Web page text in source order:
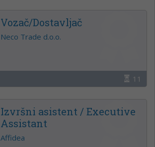
Vozač/Dostavljač
Neco Trade d.o.o.
11
Izvršni asistent / Executive
Assistant
Affidea